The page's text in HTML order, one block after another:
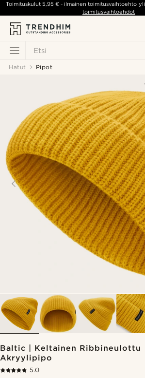
Etsi
Toimituskulut5,95 € - ilmainen toimitusvaihtoehto yli
toimitusvaihtoehdot
Hatut Pipot
Baltic | Keltainen Ribbineulottu
Akryylipipo
5.0